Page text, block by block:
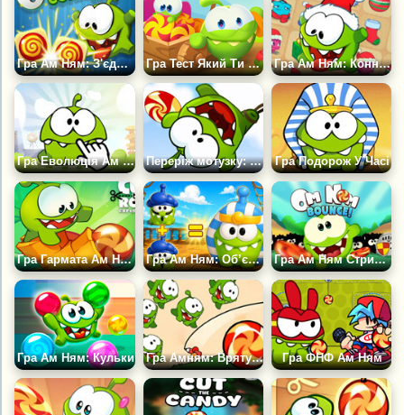
Гра Ам Ням: З'єднай предмети Гра Тест Який Ти Ам Ням Гра Ам Ням: Коннект Різдво
Гра Еволюція Ам Няма: Клікер Переріж мотузку: Експерименти Гра Подорож У Часі
Гра Гармата Ам Няма Гра Ам Ням: Об’єднуй і Перемагай Гра Ам Ням Стрибунчик
Гра Ам Ням: Кульки Гра Амням: Врятуй Цукерку Гра ФНФ Ам Ням